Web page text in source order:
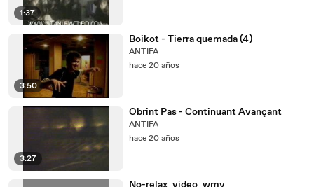
1:37
3:50
Boikot - Tierra quemada (4)
ANTIFA
hace 20 años
3:27
Obrint Pas - Continuant Avançant
ANTIFA
hace 20 años